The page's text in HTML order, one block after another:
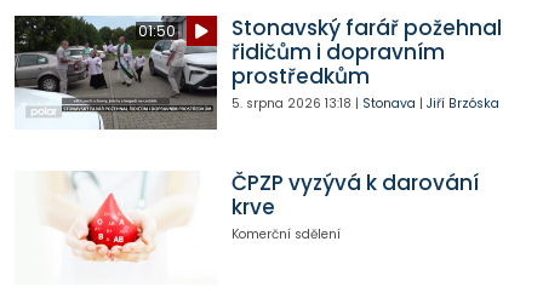
01:50
Stonavský farář požehnal
řidičům i dopravním
prostředkům
5. srpna 2026 13:18 | Stonava | Jiří Brzóska
ČPZP vyzývá k darování
krve
Komerční sdělení